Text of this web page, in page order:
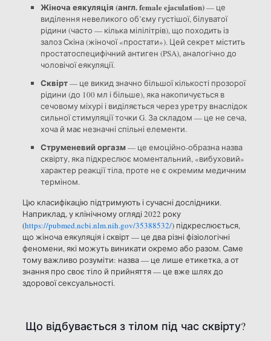
Жіноча еякуляція (англ. female ejaculation)— це
виділення невеликого об’єму густішої, білуватої
рідини (часто — кілька мілілітрів), що походить із
залоз Скіна (жіночої «простати»). Цей секрет містить
простатоспецифічний антиген (PSA), аналогічно до
чоловічої еякуляції.
Сквірт— це викид значно більшої кількості прозорої
рідини (до 100 мл і більше), яка накопичується в
сечовому міхурі і виділяється через уретру внаслідок
сильної стимуляції точки G. За складом — це не сеча,
хоча й має незначні спільні елементи.
Струменевий оргазм— це емоційно-образна назва
сквірту, яка підкреслює моментальний, «вибуховий»
характер реакції тіла, проте не є окремим медичним
терміном.
Цю класифікацію підтримують і сучасні дослідники.
Наприклад, у клінічному огляді 2022 року
(https://pubmed.ncbi.nlm.nih.gov/35388532/) підкреслюється,
що жіноча еякуляція і сквірт — це два різні фізіологічні
феномени, які можуть виникати окремо або разом. Саме
тому важливо розуміти: назва — це лише етикетка, а от
знання про своє тіло й прийняття — це вже шлях до
здорової сексуальності.
Що відбувається з тілом під час сквірту?